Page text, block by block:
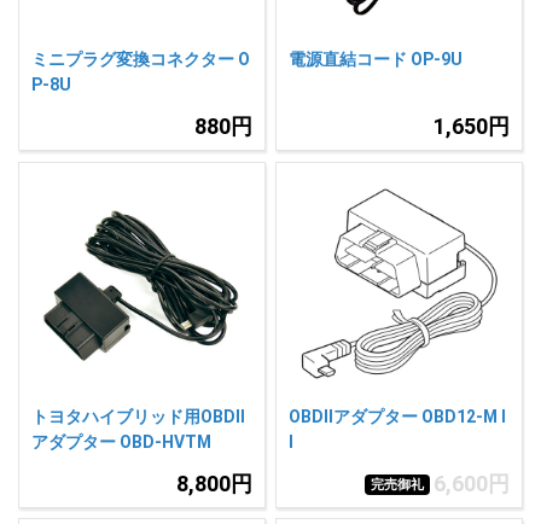
ミニプラグ変換コネクター O
P-8U
880円
電源直結コード OP-9U
1,650円
トヨタハイブリッド用OBDII
アダプター OBD-HVTM
8,800円
OBDIIアダプター OBD12-M I
完売御礼 6,600円